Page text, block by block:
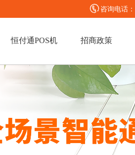
咨询电话：
恒付通POS机 招商政策